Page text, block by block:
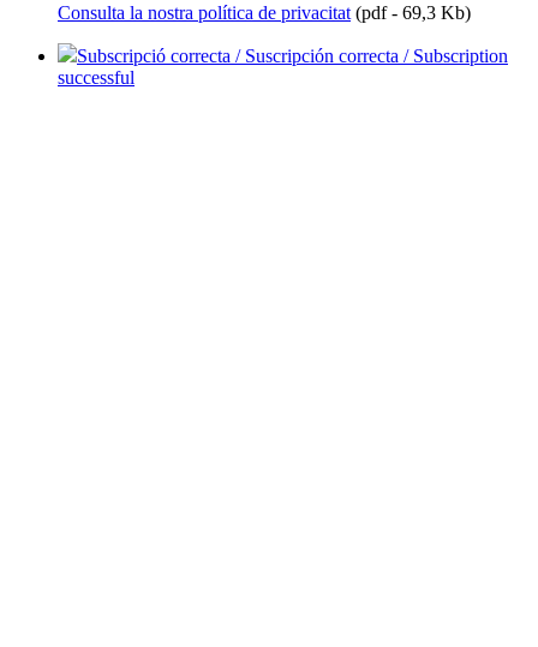
Consulta la nostra política de privacitat (pdf - 69,3 Kb)
Subscripció correcta / Suscripción correcta / Subscription
successful